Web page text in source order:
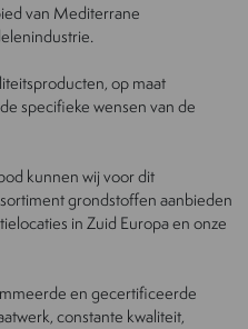
van Mediterrane
op maat
specifieke wensen van de
kunnen wij voor dit
grondstoffen aanbieden
in Zuid Europa en onze
en gecertificeerde
constante kwaliteit,